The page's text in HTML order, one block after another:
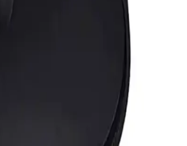
Mini 3.5mm Dongle, yüksek hız ve
sunar, kompakt tasarımıyla kullanım
uyumu ile modern iletişim
Bağlantı Kalitesini Artırma
kalitenizi doğrudan etkiler. En iyi kanalı
ve teknolojik gelişmelerden
için düzenli kontrol şarttır.